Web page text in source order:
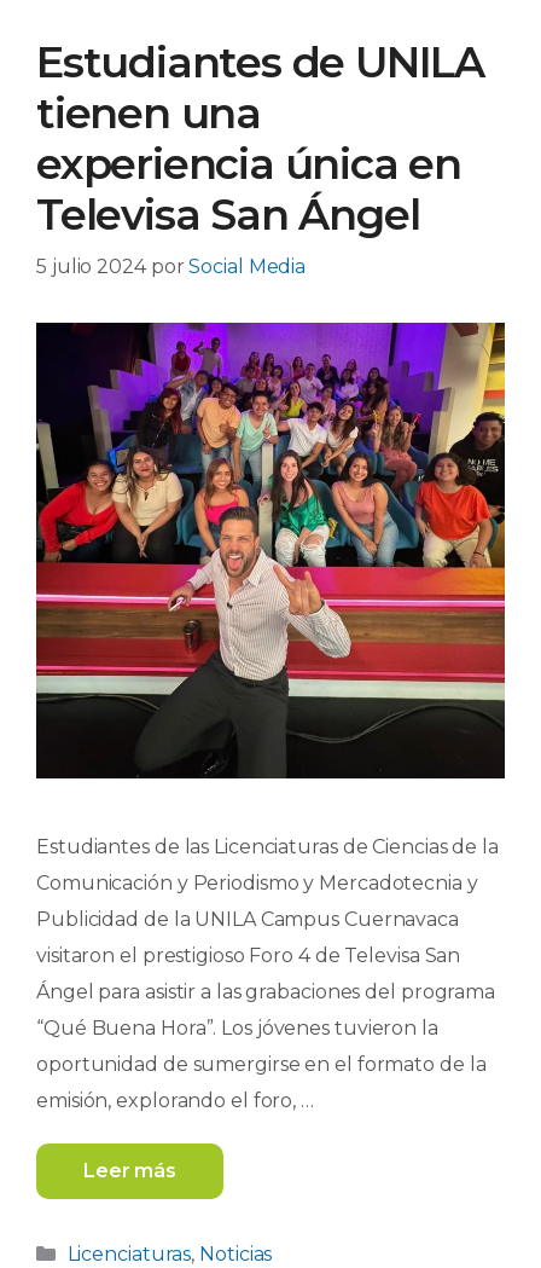
Estudiantes de UNILA
tienen una
experiencia única en
Televisa San Ángel
5 julio 2024 porSocial Media
Estudiantes de las Licenciaturas de Ciencias de la
Comunicación y Periodismo y Mercadotecnia y
Publicidad de la UNILA Campus Cuernavaca
visitaron el prestigioso Foro 4 de Televisa San
Ángel para asistir a las grabaciones del programa
“Qué Buena Hora”. Los jóvenes tuvieron la
oportunidad de sumergirse en el formato de la
emisión, explorando el foro, …
Leer más
Categorías
Licenciaturas, Noticias